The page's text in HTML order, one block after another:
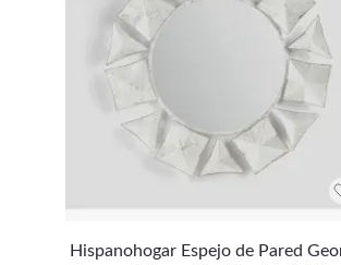
Hispanohogar Espejo de Pared